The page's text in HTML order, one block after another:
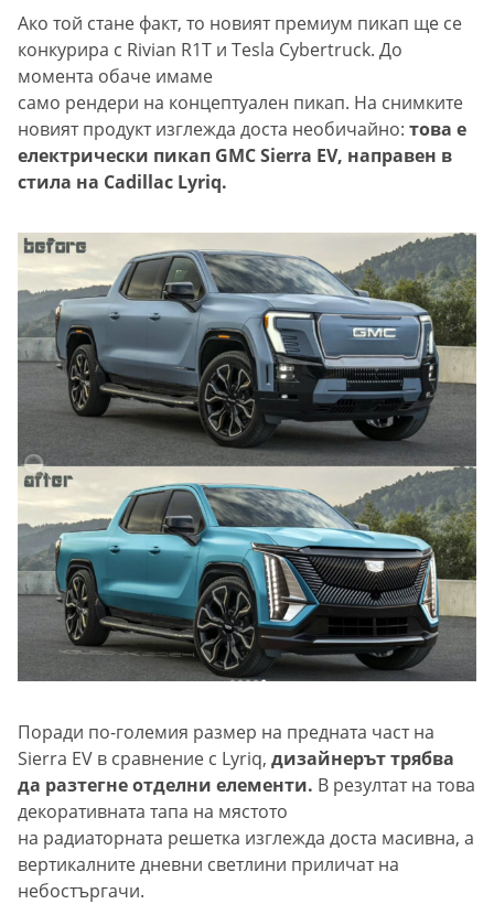
Ако той стане факт, то новият премиум пикап ще се
конкурира с Rivian R1T и Tesla Cybertruck. До
момента обаче имаме
само рендери на концептуален пикап. На снимките
новият продукт изглежда доста необичайно: това е
електрически пикап GMC Sierra EV, направен в
стила на Cadillac Lyriq.
Поради по-големия размер на предната част на
Sierra EV в сравнение с Lyriq, дизайнерът трябва
да разтегне отделни елементи. В резултат на това
декоративната тапа на мястото
на радиаторната решетка изглежда доста масивна, а
вертикалните дневни светлини приличат на
небостъргачи.